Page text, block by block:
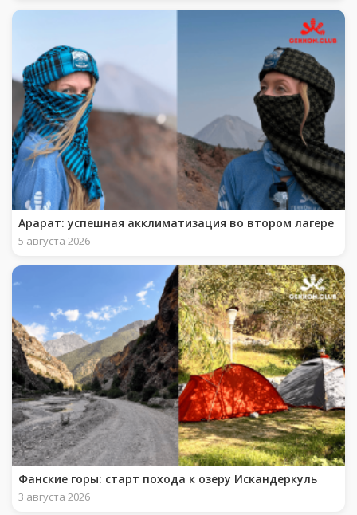
Арарат: успешная акклиматизация во втором лагере
5 августа 2026
Фанские горы: старт похода к озеру Искандеркуль
3 августа 2026